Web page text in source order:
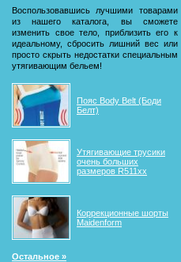
Воспользовавшись лучшими товарами
из нашего каталога, вы сможете
изменить свое тело, приблизить его к
идеальному, сбросить лишний вес или
просто скрыть недостатки специальным
утягивающим бельем!
Пояс Body Belt (Боди
Белт)
Утягивающие трусики
очень больших
размеров R511xx
Коррекционные шорты
Maidenform
Остальное »